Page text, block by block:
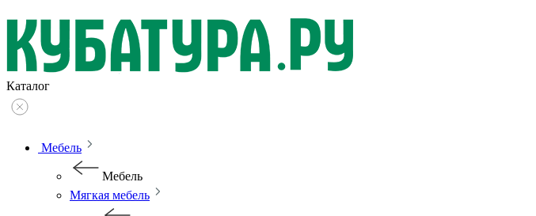
Каталог
Мебель
Мебель
Мягкая мебель